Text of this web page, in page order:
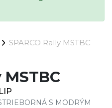
SPARCO Rally MSTBC
MSTBC
S MODRÝM